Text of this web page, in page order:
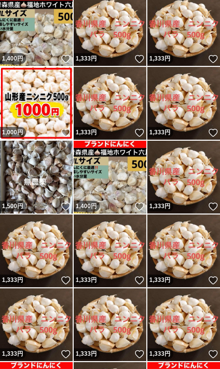
1,400円 いいね！
1,333円 いいね！
1,333円
1,000円 いいね！
1,333円 いいね！
1,333円
1,500円 いいね！
1,400円 いいね！
1,333円
1,333円 いいね！
1,333円 いいね！
1,333円
1,333円 いいね！
1,333円 いいね！
1,333円